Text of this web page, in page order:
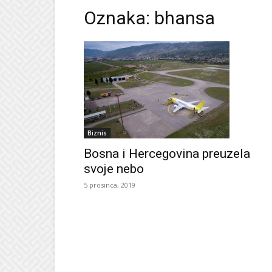
Oznaka: bhansa
Biznis
Bosna i Hercegovina preuzela
svoje nebo
5 prosinca, 2019